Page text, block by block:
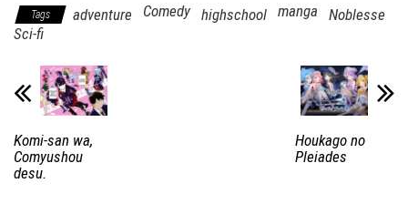
Tags adventure Comedy highschool manga
Noblesse
Sci-fi
Komi-san wa,
Comyushou
desu.
Houkago no
Pleiades